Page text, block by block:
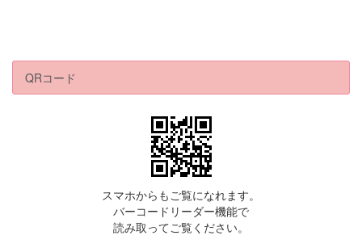
QRコード
スマホからもご覧になれます。
バーコードリーダー機能で
読み取ってご覧ください。